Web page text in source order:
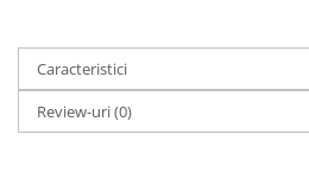
Caracteristici
Review-uri(0)